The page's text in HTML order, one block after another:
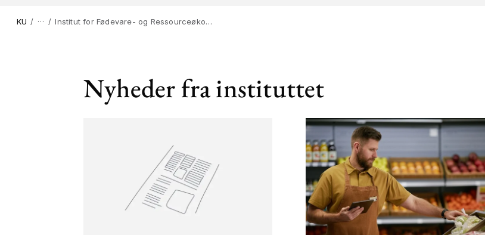
KU Institut for Fødevare- og Ressourceøkonomi
Nyheder fra instituttet